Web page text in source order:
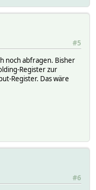
#5
noch abfragen. Bisher
Register zur
Register. Das wäre
#6